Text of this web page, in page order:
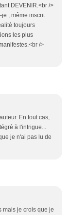
DEVENIR.<br />
, même inscrit
toujours
les plus
/>
En tout cas,
à l'intrigue...
je n'ai pas lu de
mais je crois que je